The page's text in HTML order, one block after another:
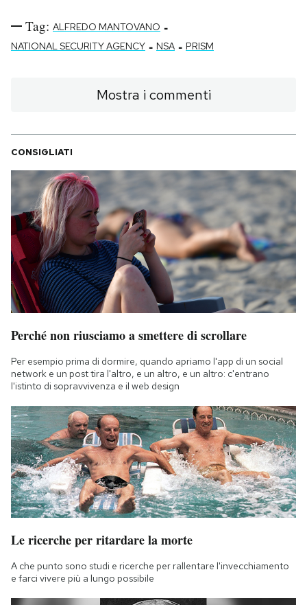
Tag: ALFREDO MANTOVANO -
NATIONAL SECURITY AGENCY - NSA - PRISM
Mostra i commenti
CONSIGLIATI
Perché non riusciamo a smettere di scrollare
Per esempio prima di dormire, quando apriamo l'app di un social
network e un post tira l'altro, e un altro, e un altro: c'entrano
l'istinto di sopravvivenza e il web design
Le ricerche per ritardare la morte
A che punto sono studi e ricerche per rallentare l'invecchiamento
e farci vivere più a lungo possibile